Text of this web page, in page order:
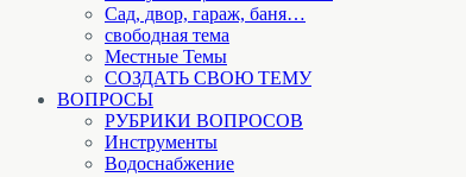
Cад, двор, гараж, баня…
свободная тема
Местные Темы
СОЗДАТЬ СВОЮ ТЕМУ
ВОПРОСЫ
РУБРИКИ ВОПРОСОВ
Инструменты
Водоснабжение